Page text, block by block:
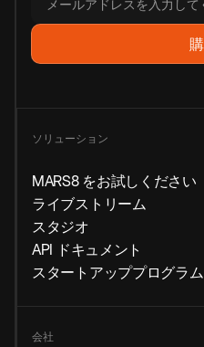
ソリューション
MARS8 をお試しください
ライブストリーム
スタジオ
API ドキュメント
スタートアッププログラム
会社